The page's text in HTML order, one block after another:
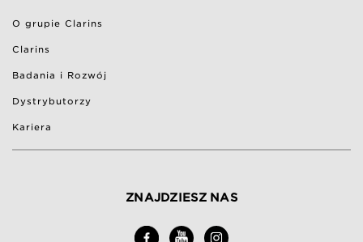
O grupie Clarins
Clarins
Badania i Rozwój
Dystrybutorzy
Kariera
ZNAJDZIESZ NAS